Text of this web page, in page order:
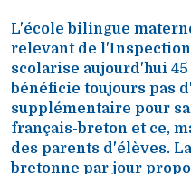
L'école bilingue
relevant de
scolarise aujourd'hui
bénéficie toujours pas
supplémentaire pour
français-breton et ce,
des parents d'élèves.
bretonne par jour